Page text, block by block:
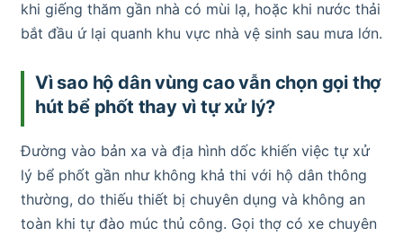
khi giếng thăm gần nhà có mùi lạ, hoặc khi nước thải
bắt đầu ứ lại quanh khu vực nhà vệ sinh sau mưa lớn.
Vì sao hộ dân vùng cao vẫn chọn gọi thợ
hút bể phốt thay vì tự xử lý?
Đường vào bản xa và địa hình dốc khiến việc tự xử
lý bể phốt gần như không khả thi với hộ dân thông
thường, do thiếu thiết bị chuyên dụng và không an
toàn khi tự đào múc thủ công. Gọi thợ có xe chuyên